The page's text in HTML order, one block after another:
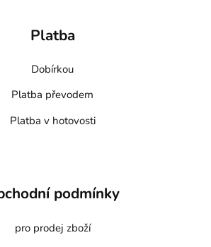
Platba
Dobírkou
Platba převodem
Platba v hotovosti
podmínky
pro prodej zboží